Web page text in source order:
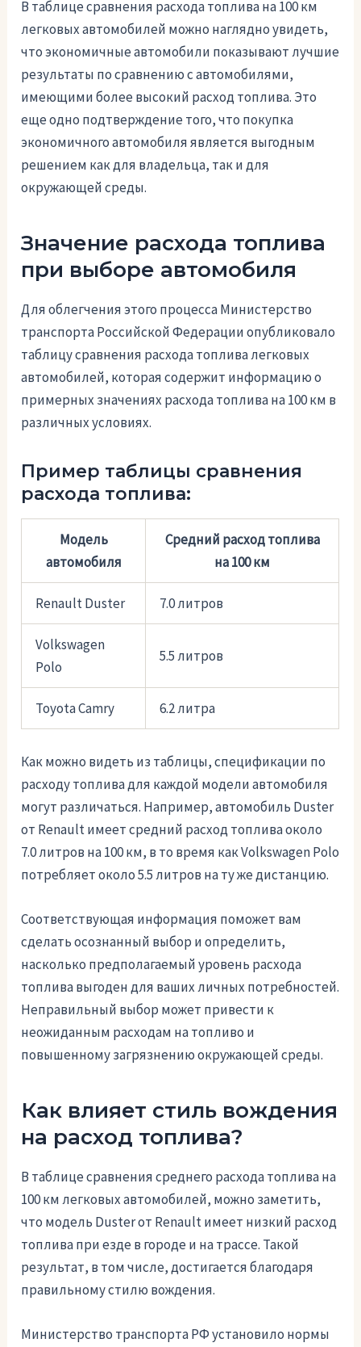
В таблице сравнения расхода топлива на 100 км
легковых автомобилей можно наглядно увидеть,
что экономичные автомобили показывают лучшие
результаты по сравнению с автомобилями,
имеющими более высокий расход топлива. Это
еще одно подтверждение того, что покупка
экономичного автомобиля является выгодным
решением как для владельца, так и для
окружающей среды.
Значение расхода топлива
при выборе автомобиля
Для облегчения этого процесса Министерство
транспорта Российской Федерации опубликовало
таблицу сравнения расхода топлива легковых
автомобилей, которая содержит информацию о
примерных значениях расхода топлива на 100 км в
различных условиях.
Пример таблицы сравнения
расхода топлива:
Модель
автомобиля
Средний расход топлива
на 100 км
Renault Duster 7.0 литров
Volkswagen
Polo
5.5 литров
Toyota Camry 6.2 литра
Как можно видеть из таблицы, спецификации по
расходу топлива для каждой модели автомобиля
могут различаться. Например, автомобиль Duster
от Renault имеет средний расход топлива около
7.0 литров на 100 км, в то время как Volkswagen Polo
потребляет около 5.5 литров на ту же дистанцию.
Соответствующая информация поможет вам
сделать осознанный выбор и определить,
насколько предполагаемый уровень расхода
топлива выгоден для ваших личных потребностей.
Неправильный выбор может привести к
неожиданным расходам на топливо и
повышенному загрязнению окружающей среды.
Как влияет стиль вождения
на расход топлива?
В таблице сравнения среднего расхода топлива на
100 км легковых автомобилей, можно заметить,
что модель Duster от Renault имеет низкий расход
топлива при езде в городе и на трассе. Такой
результат, в том числе, достигается благодаря
правильному стилю вождения.
Министерство транспорта РФ установило нормы